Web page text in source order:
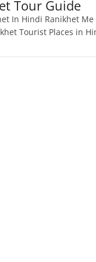
Tour Guide
In Hindi Ranikhet Me
Tourist Places in